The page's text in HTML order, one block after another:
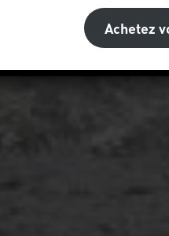
Achetez